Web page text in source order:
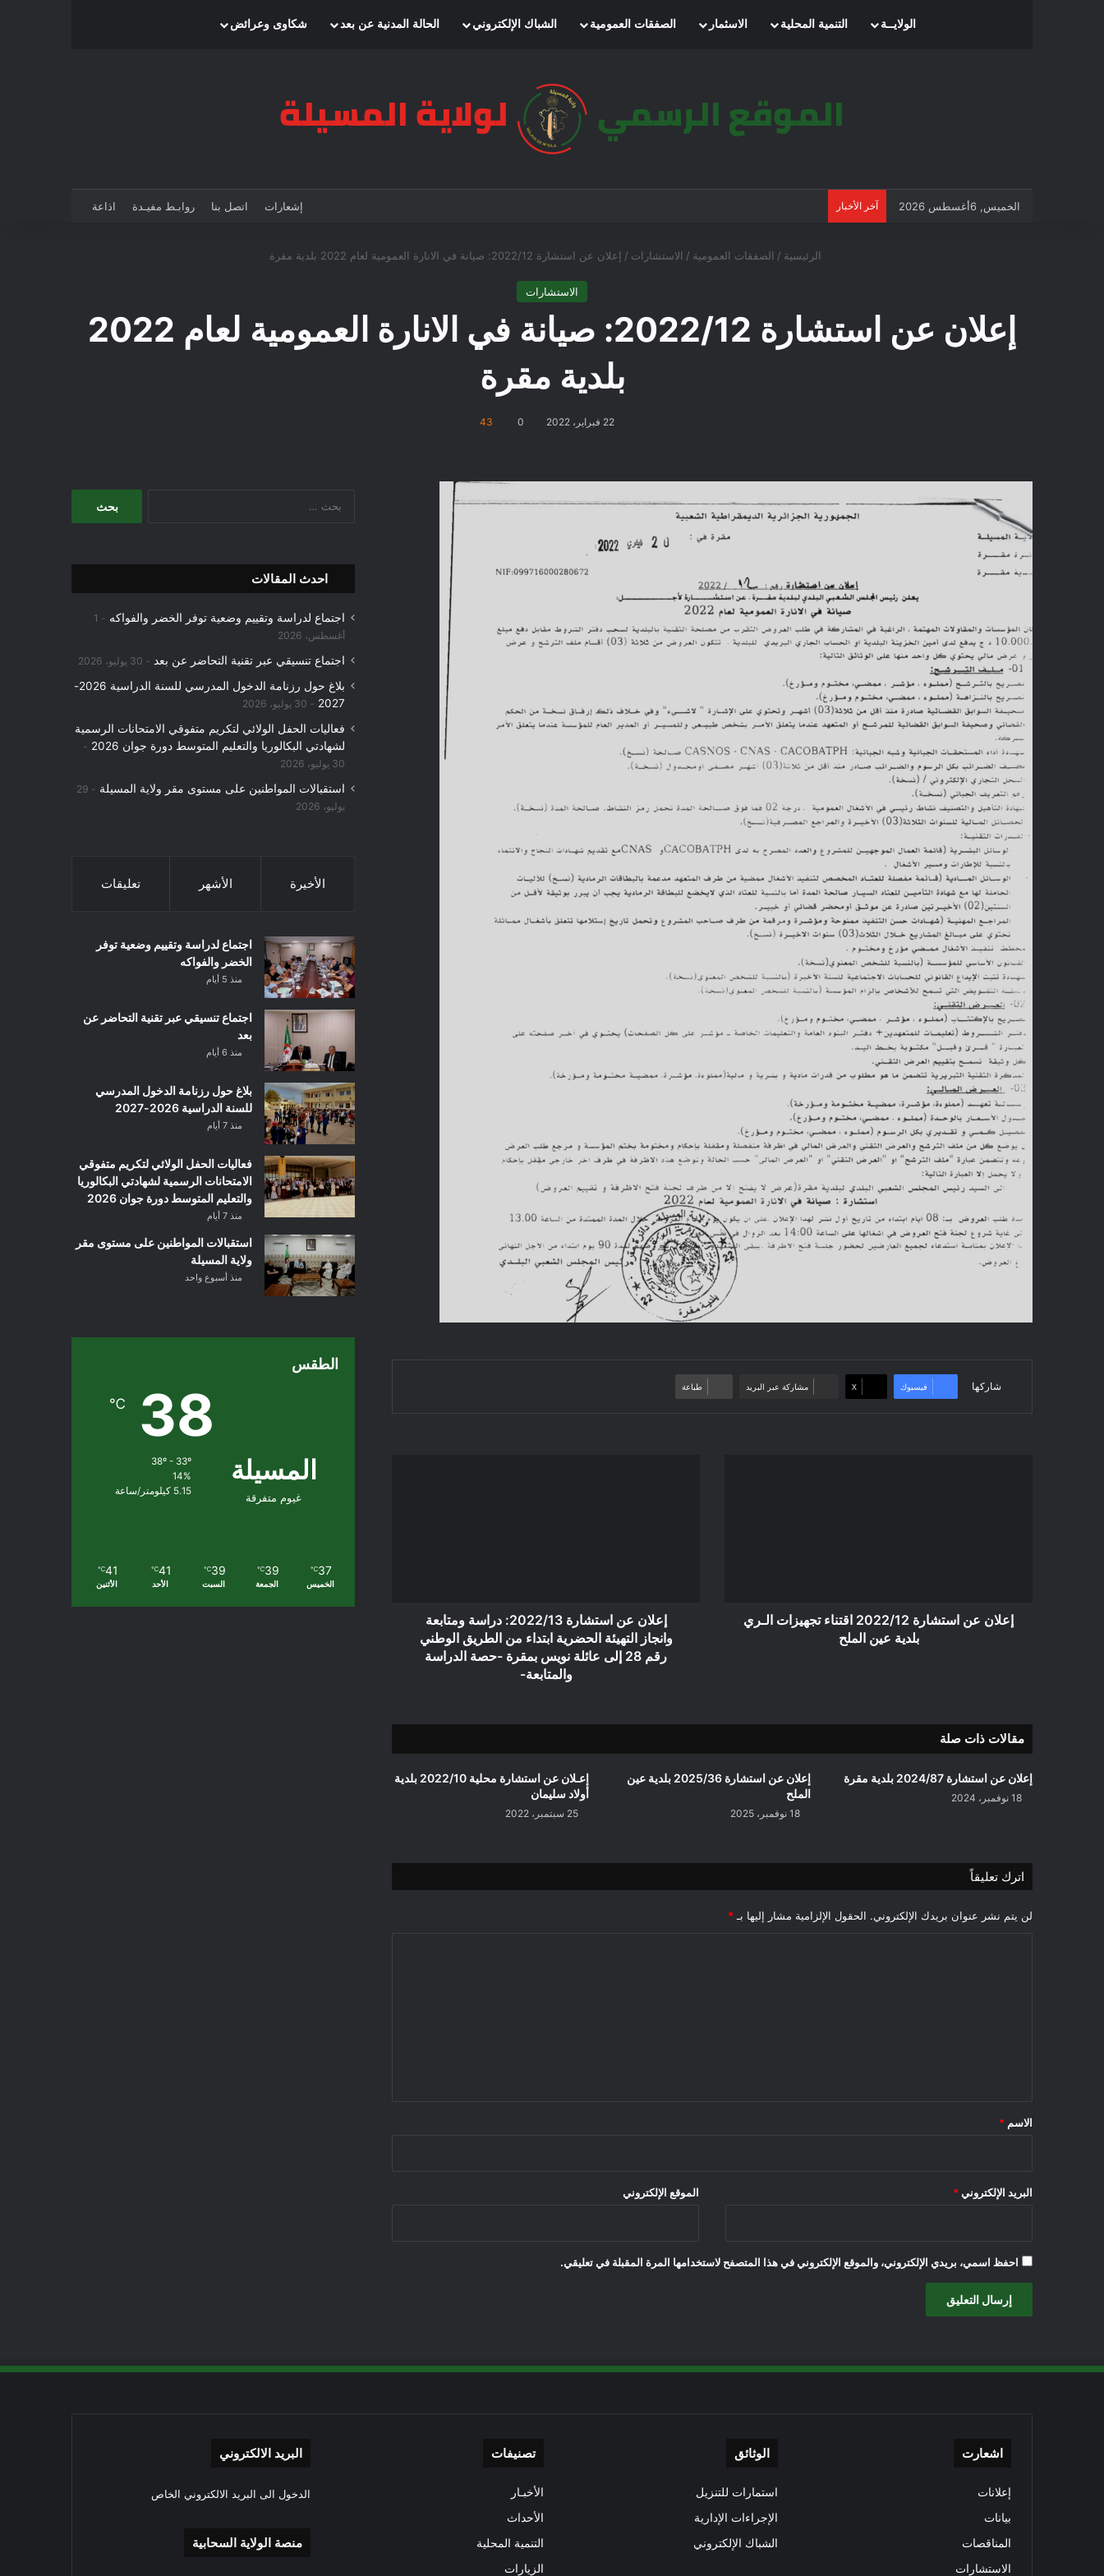
الرئيسيةالولايــة التنمية المحلية الاسثمار الصفقات العمومية الشباك الإلكتروني الحالة المدنية عن بعد شكاوى وعرائض
الخميس, 6أغسطس 2026 آخر الأخبار إشعارات اتصل بنا روابـط مفيـدة اذاعة
الرئيسية / الصفقات العمومية / الاستشارات / إعلان عن استشارة 2022/12: صيانة في الانارة العمومية لعام 2022 بلدية مقرة
الاستشارات
إعلان عن استشارة 2022/12: صيانة في الانارة العمومية لعام 2022
بلدية مقرة
22 فبراير، 2022 0
43
شاركها فيسبوك ‫X مشاركة عبر البريد طباعة
الملح
إعلان عن استشارة 2022/12 اقتناء تجهيزات الـري
بلدية عين الملح
نويس
بمقرة
إعلان عن استشارة 2022/13: دراسة ومتابعة
وانجاز التهيئة الحضرية ابتداء من الطريق الوطني
رقم 28 إلى عائلة نويس بمقرة -حصة الدراسة
والمتابعة-
مقالات ذات صلة
إعلان عن استشارة 2024/87 بلدية مقرة
18 نوفمبر، 2024
إعلان عن استشارة 2025/36 بلدية عين
الملح
18 نوفمبر، 2025
إعـلان عن استشارة محلية 2022/10 بلدية
أولاد سليمان
25 سبتمبر، 2022
اترك تعليقاً
لن يتم نشر عنوان بريدك الإلكتروني. الحقول الإلزامية مشار إليها بـ *
*
الاسم *
البريد الإلكتروني * الموقع الإلكتروني
احفظ اسمي، بريدي الإلكتروني، والموقع الإلكتروني في هذا المتصفح لاستخدامها المرة المقبلة في تعليقي.
احدث المقالات
اجتماع لدراسة وتقييم وضعية توفر الخضر والفواكه
1
أغسطس، 2026
اجتماع تنسيقي عبر تقنية التحاضر عن بعد 30 يوليو، 2026
بلاغ حول رزنامة الدخول المدرسي للسنة الدراسية 2026-
2027
30 يوليو، 2026
فعاليات الحفل الولائي لتكريم متفوقي الامتحانات الرسمية
لشهادتي البكالوريا والتعليم المتوسط دورة جوان 2026
30 يوليو، 2026
استقبالات المواطنين على مستوى مقر ولاية المسيلة
29
يوليو، 2026
الأخيرة الأشهر تعليقات
اجتماع لدراسة وتقييم وضعية توفر
الخضر والفواكه
منذ 5 أيام
اجتماع تنسيقي عبر تقنية التحاضر عن
بعد
منذ 6 أيام
بلاغ حول رزنامة الدخول المدرسي
للسنة الدراسية 2026-2027
منذ 7 أيام
فعاليات الحفل الولائي لتكريم متفوقي
الامتحانات الرسمية لشهادتي البكالوريا
والتعليم المتوسط دورة جوان 2026
منذ 7 أيام
استقبالات المواطنين على مستوى مقر
ولاية المسيلة
منذ أسبوع واحد
الطقس
المسيلة
غيوم متفرقة
38
℃
38º - 33º
14%
5.15 كيلومتر/ساعة
37
℃
الخميس
39
℃
الجمعة
39
℃
السبت
41
℃
الأحد
41
℃
الأثنين
اشعارت
إعلانات
بيانات
المناقصات
الاستشارات
الوثائق
استمارات للتنزيل
الإجراءات الإدارية
الشباك الإلكتروني
تصنيفات
الأخبـار
الأحداث
التنمية المحلية
الزيارات
البريد الالكتروني
الدخول الى البريد الالكتروني الخاص
منصة الولاية السحابية